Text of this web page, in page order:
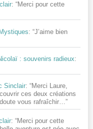
: “Merci pour cette
: “J’aime bien
: souvenirs radieux:
Sinclair: “Merci Laure,
ces deux créations
vous rafraîchir… ”
: “Merci pour cette